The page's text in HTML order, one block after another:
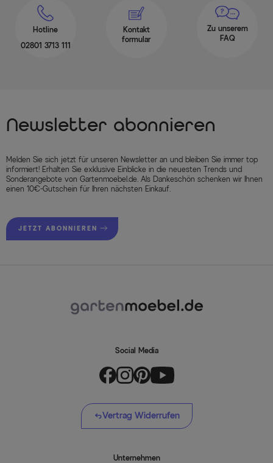
Hotline
02801 3713 111
Kontakt
formular
Zu unserem
FAQ
Newsletter abonnieren
Melden Sie sich jetzt für unseren Newsletter an und bleiben Sie immer top
informiert! Erhalten Sie exklusive Einblicke in die neuesten Trends und
Sonderangebote von Gartenmoebel.de. Als Dankeschön schenken wir Ihnen
einen 10€-Gutschein für Ihren nächsten Einkauf.
JETZT ABONNIEREN
Social Media
Vertrag Widerrufen
Unternehmen